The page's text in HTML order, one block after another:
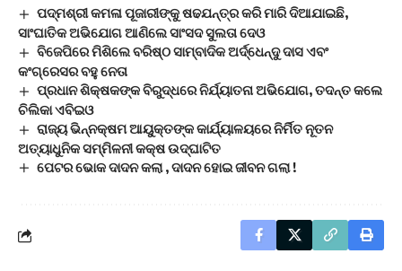
ପଦ୍ମଶ୍ରୀ କମଳା ପୂଜାରୀଙ୍କୁ ଷଢଯନ୍ତ୍ର କରି ମାରି ଦିଆଯାଇଛି,
ସାଂଘାତିକ ଅଭିଯୋଗ ଆଣିଲେ ସାଂସଦ ସୁଲତା ଦେଓ
ବିଜେପିରେ ମିଶିଲେ ବରିଷ୍ଠ ସାମ୍ବାଦିକ ଅର୍ଦ୍ଧେନ୍ଦୁ ଦାସ ଏବଂ
କଂଗ୍ରେସର ବହୁ ନେତା
ପ୍ରଧାନ ଶିକ୍ଷକଙ୍କ ବିରୁଦ୍ଧରେ ନିର୍ଯ୍ୟାତନା ଅଭିଯୋଗ, ତଦନ୍ତ କଲେ
ଚିଲିକା ଏବିଇଓ
ରାଜ୍ୟ ଭିନ୍ନକ୍ଷମ ଆୟୁକ୍ତଙ୍କ କାର୍ଯ୍ୟାଳୟରେ ନିର୍ମିତ ନୂତନ
ଅତ୍ୟାଧୁନିକ ସମ୍ମିଳନୀ କକ୍ଷ ଉଦ୍‌ଘାଟିତ
ପେଟର ଭୋକ ଦାଦନ କଲା , ଦାଦନ ହୋଇ ଜୀବନ ଗଲା !